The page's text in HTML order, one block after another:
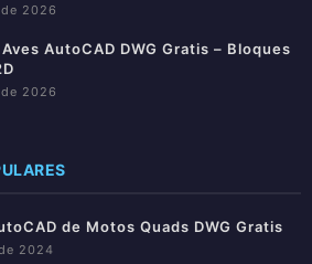
2026
AutoCAD DWG Gratis – Bloques
2026
de Motos Quads DWG Gratis
2024